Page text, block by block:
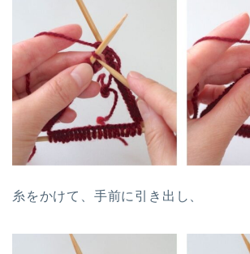
糸をかけて、手前に引き出し、